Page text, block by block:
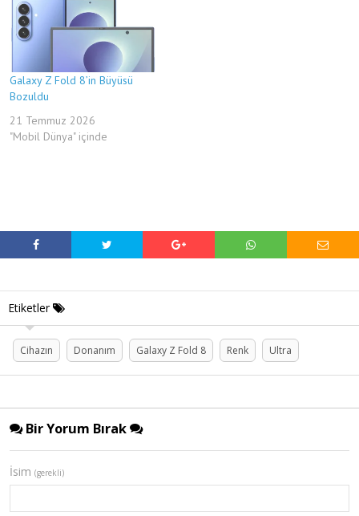
Galaxy Z Fold 8’in Büyüsü
Bozuldu
21 Temmuz 2026
"Mobil Dünya" içinde
Etiketler
Cihazın Donanım Galaxy Z Fold 8 Renk Ultra
Bir Yorum Bırak
İsim (gerekli)